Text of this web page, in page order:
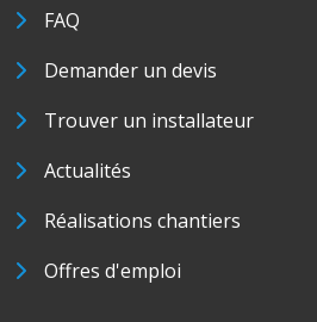
FAQ
Demander un devis
Trouver un installateur
Actualités
Réalisations chantiers
Offres d'emploi